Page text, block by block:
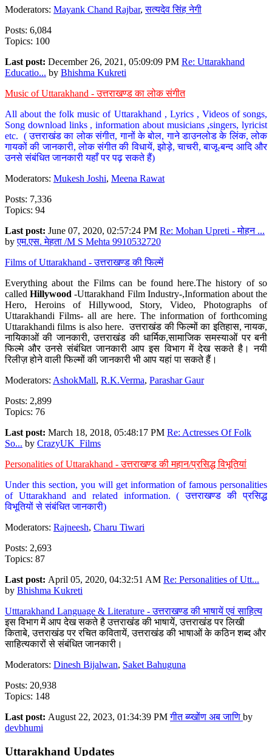
Moderators: Mayank Chand Rajbar,सत्यदेव सिंह नेगी
Posts: 6,084
Topics: 100
Last post: December 26, 2021, 05:09:09 PM Re: Uttarakhand
Educatio... by Bhishma Kukreti
Music of Uttarakhand - उत्तराखण्ड का लोक संगीत
All about the folk music of Uttarakhand , Lyrics , Videos of songs,
Song download links , information about musicians ,singers, lyricist
etc. ( उत्तराखंड का लोक संगीत, गानों के बोल, गाने डाउनलोड के लिंक, लोक
गायकों की जानकारी, लोक संगीत की विधायें, झोड़े, चाचरी, बाजू-बन्द आदि और
उनसे संबंधित जानकारी यहाँ पर पढ़ सकते हैं)
Moderators: Mukesh Joshi, Meena Rawat
Posts: 7,336
Topics: 94
Last post: June 07, 2020, 02:57:24 PM Re: Mohan Upreti - मोहन ...
byएम.एस. मेहता /M S Mehta 9910532720
Films of Uttarakhand - उत्तराखण्ड की फिल्में
Everything about the Films can be found here.The history of so
calledHillywood-Uttarakhand Film Industry-,Information about the
Hero, Heroins of Hillywood, Story, Video, Photographs of
Uttarakhandi Films- all are here. The information of forthcoming
Uttarakhandi films is also here. उत्तराखंड की फिल्मों का इतिहास, नायक,
नायिकाओं की जानकारी, उत्तराखंड की धार्मिक,सामाजिक समस्याओं पर बनी
फिल्मे और उनसे संबंधित जानकारी आप इस विभाग में देख सकते है। नयी
रिलीज़ होने वाली फिल्मों की जानकारी भी आप यहां पा सकते हैं।
Moderators: AshokMall, R.K.Verma, Parashar Gaur
Posts: 2,899
Topics: 76
Last post: March 18, 2018, 05:48:17 PM Re: Actresses Of Folk
So... by CrazyUK_Films
Personalities of Uttarakhand - उत्तराखण्ड की महान/प्रसिद्ध विभूतियां
Under this section, you will get information of famous personalities
of Uttarakhand and related information. ( उत्तराखण्ड की प्रसिद्ध
विभूतियों से संबंधित जानकारी)
Moderators: Rajneesh, Charu Tiwari
Posts: 2,693
Topics: 87
Last post: April 05, 2020, 04:32:51 AM Re: Personalities of Utt...
by Bhishma Kukreti
Utttarakhand Language & Literature - उत्तराखण्ड की भाषायें एवं साहित्य
इस विभाग में आप देख सकते है उत्तराखंड की भाषायें, उत्तराखंड पर लिखी
किताबे, उत्तराखंड पर रचित कवितायें, उत्तराखंड की भाषाओं के कठिन शब्द और
साहित्यकारों से संबंधित जानकारी।
Moderators: Dinesh Bijalwan, Saket Bahuguna
Posts: 20,938
Topics: 148
Last post: August 22, 2023, 01:34:39 PMगीत ब्य्खोंण अब जाणि by
devbhumi
Uttarakhand Updates